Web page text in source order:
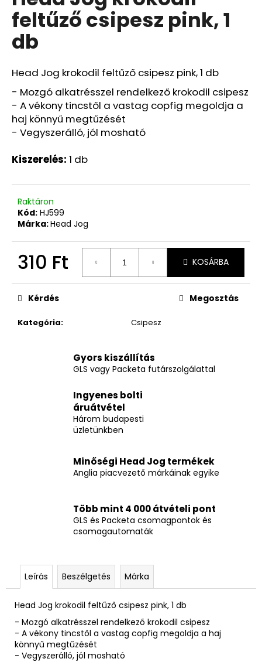
5-
ből
0,0
csillag.
feltűző csipesz pink, 1
db
Head Jog krokodil feltűző csipesz pink, 1 db
- Mozgó alkatrésszel rendelkező krokodil csipesz
- A vékony tincstől a vastag copfig megoldja a
haj könnyű megtűzését
- Vegyszerálló, jól mosható
Kiszerelés: 1 db
Raktáron
Kód: HJ599
Márka:Head Jog
310 Ft KOSÁRBA
Kategória: Csipesz
Kérdés Megosztás
Gyors kiszállítás
GLS vagy Packeta futárszolgálattal
Ingyenes bolti
áruátvétel
Három budapesti
üzletünkben
Minőségi Head Jog termékek
Anglia piacvezető márkáinak egyike
Több mint 4 000 átvételi pont
GLS és Packeta csomagpontok és
csomagautomaták
Leírás Beszélgetés Márka
Head Jog krokodil feltűző csipesz pink, 1 db
- Mozgó alkatrésszel rendelkező krokodil csipesz
- A vékony tincstől a vastag copfig megoldja a haj
könnyű megtűzését
- Vegyszerálló, jól mosható